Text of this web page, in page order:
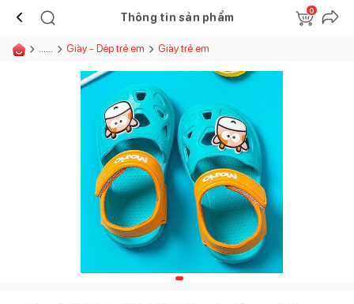
Thông tin sản phẩm
0
...... Giày - Dép trẻ em Giày trẻ em